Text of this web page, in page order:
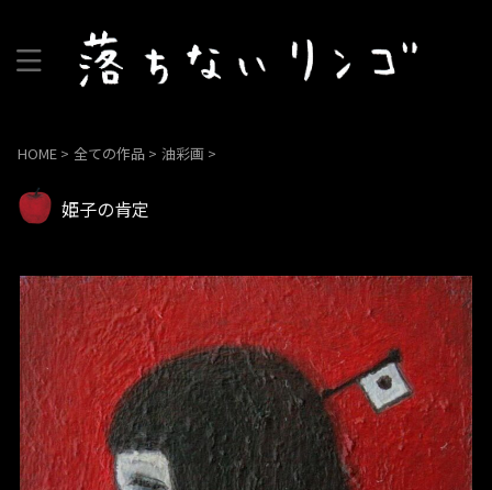
HOME > 全ての作品 > 油彩画 >
姫子の肯定